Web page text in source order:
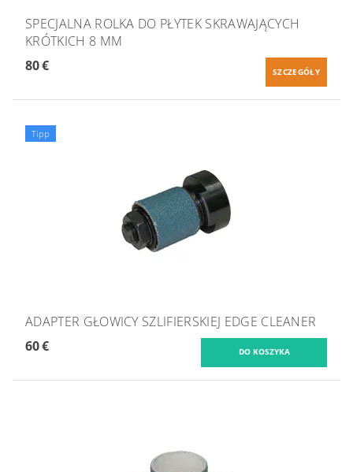
SPECJALNA ROLKA DO PŁYTEK SKRAWAJĄCYCH
KRÓTKICH 8 MM
80 €
SZCZEGÓŁY
Tipp
ADAPTER GŁOWICY SZLIFIERSKIEJ EDGE CLEANER
60 €